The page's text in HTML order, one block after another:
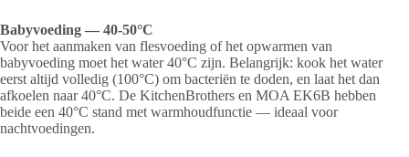
Babyvoeding — 40-50°C
Voor het aanmaken van flesvoeding of het opwarmen van
babyvoeding moet het water 40°C zijn. Belangrijk: kook het water
eerst altijd volledig (100°C) om bacteriën te doden, en laat het dan
afkoelen naar 40°C. De KitchenBrothers en MOA EK6B hebben
beide een 40°C stand met warmhoudfunctie — ideaal voor
nachtvoedingen.